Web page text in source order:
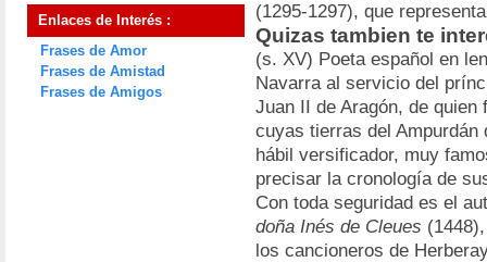
Enlaces de Interés :
Frases de Amor
Frases de Amistad
Frases de Amigos
(1295-1297), que
Quizas tambien te
(s. XV) Poeta español en
Navarra al servicio del
Juan II de Aragón, de
cuyas tierras del Ampurdán
hábil versificador, muy
precisar la cronología de
Con toda seguridad es el
doña Inés de Cleues
los cancioneros de